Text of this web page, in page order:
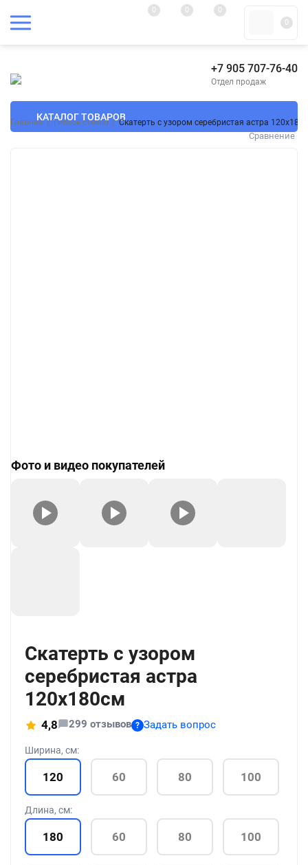
0 0
0
0
+7 905 707-76-40
Отдел продаж
КАТАЛОГ ТОВАРОВ
Главная / Гибкое стекло / Скатерть с узором серебристая астра
Сравнение
Фото и видео покупателей
Скатерть с узором
серебристая астра
120x180см
4,8 299 отзывов ? Задать вопрос
Ширина, см:
120 60 80 100
Длина, см:
180 60 80 100